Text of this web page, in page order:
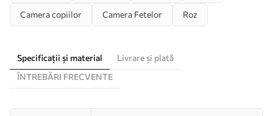
Camera copiilor Camera Fetelor Roz
Specificații și material
Livrare și plată
ÎNTREBĂRI FRECVENTE